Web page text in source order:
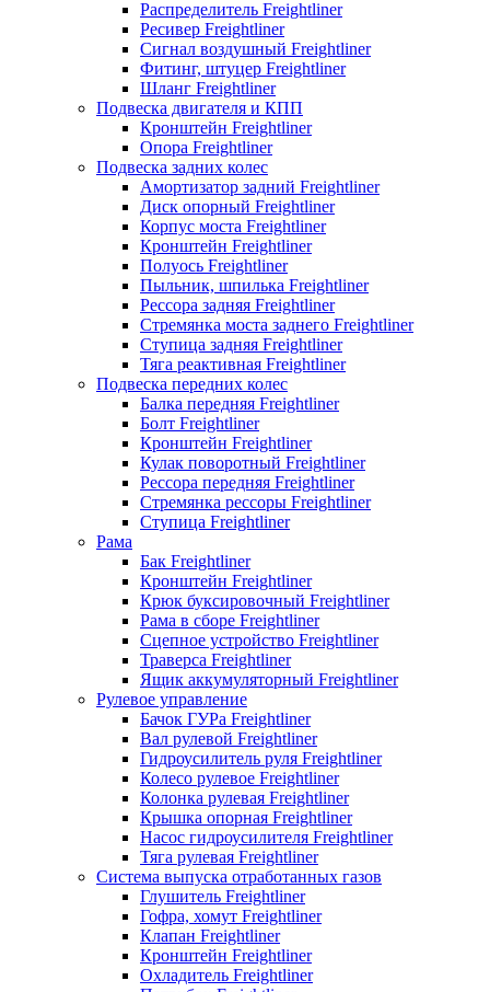
Распределитель Freightliner
Ресивер Freightliner
Сигнал воздушный Freightliner
Фитинг, штуцер Freightliner
Шланг Freightliner
Подвеска двигателя и КПП
Кронштейн Freightliner
Опора Freightliner
Подвеска задних колес
Амортизатор задний Freightliner
Диск опорный Freightliner
Корпус моста Freightliner
Кронштейн Freightliner
Полуось Freightliner
Пыльник, шпилька Freightliner
Рессора задняя Freightliner
Стремянка моста заднего Freightliner
Ступица задняя Freightliner
Тяга реактивная Freightliner
Подвеска передних колес
Балка передняя Freightliner
Болт Freightliner
Кронштейн Freightliner
Кулак поворотный Freightliner
Рессора передняя Freightliner
Стремянка рессоры Freightliner
Ступица Freightliner
Рама
Бак Freightliner
Кронштейн Freightliner
Крюк буксировочный Freightliner
Рама в сборе Freightliner
Сцепное устройство Freightliner
Траверса Freightliner
Ящик аккумуляторный Freightliner
Рулевое управление
Бачок ГУРа Freightliner
Вал рулевой Freightliner
Гидроусилитель руля Freightliner
Колесо рулевое Freightliner
Колонка рулевая Freightliner
Крышка опорная Freightliner
Насос гидроусилителя Freightliner
Тяга рулевая Freightliner
Система выпуска отработанных газов
Глушитель Freightliner
Гофра, хомут Freightliner
Клапан Freightliner
Кронштейн Freightliner
Охладитель Freightliner